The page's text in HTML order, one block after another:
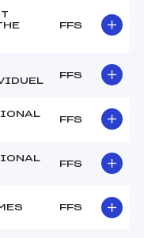
FFS
FFS
FFS
FFS
FFS